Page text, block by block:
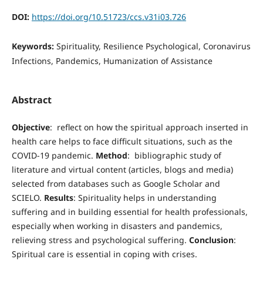
DOI: https://doi.org/10.51723/ccs.v31i03.726
Keywords: Spirituality, Resilience Psychological, Coronavirus
Infections, Pandemics, Humanization of Assistance
Abstract
Objective: reflect on how the spiritual approach inserted in
health care helps to face difficult situations, such as the
COVID-19 pandemic. Method: bibliographic study of
literature and virtual content (articles, blogs and media)
selected from databases such as Google Scholar and
SCIELO. Results: Spirituality helps in understanding
suffering and in building essential for health professionals,
especially when working in disasters and pandemics,
relieving stress and psychological suffering. Conclusion:
Spiritual care is essential in coping with crises.